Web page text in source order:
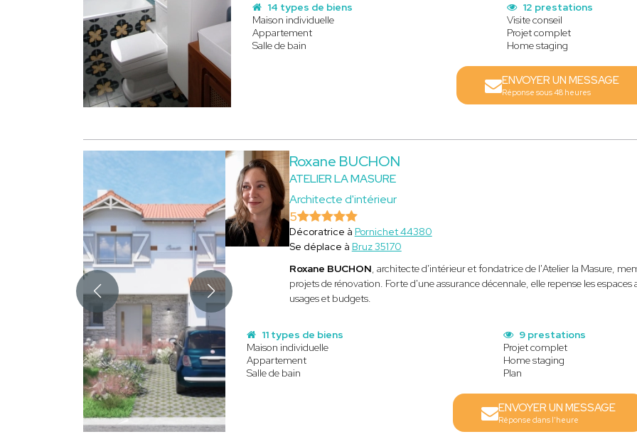
14 types de biens
Maison individuelle
Appartement
Salle de bain
12 prestations
Visite conseil
Projet complet
Home staging
ENVOYER UN MESSAGE
Réponse sous 48 heures
Roxane BUCHON
ATELIER LA MASURE
Architecte d'intérieur
5
Décoratrice à Pornichet 44380
Se déplace à Bruz 35170
Roxane BUCHON, architecte d'intérieur et fondatrice de l'Atelier la Masure,
projets de rénovation. Forte d'une assurance décennale, elle repense les
usages et budgets.
11 types de biens
Maison individuelle
Appartement
Salle de bain
9 prestations
Projet complet
Home staging
Plan
ENVOYER UN MESSAGE
Réponse dans l'heure